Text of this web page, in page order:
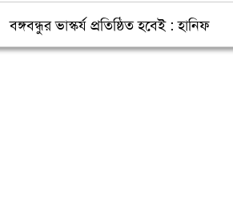
বঙ্গবন্ধুর ভাস্কর্য প্রতিষ্ঠিত হবেই : হানিফ